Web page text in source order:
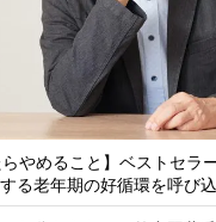
らやめること】ベストセラ
る老年期の好循環を呼び